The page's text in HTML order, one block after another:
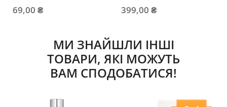
69,00 ₴
рослинними екстрактами
399,00 ₴
МИ ЗНАЙШЛИ ІНШІ
ТОВАРИ, ЯКІ МОЖУТЬ
ВАМ СПОДОБАТИСЯ!